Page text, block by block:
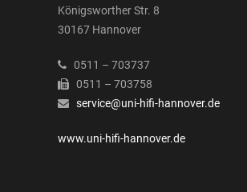
Königsworther Str. 8
30167 Hannover
0511 – 703737
0511 – 703758
service@uni-hifi-hannover.de
www.uni-hifi-hannover.de